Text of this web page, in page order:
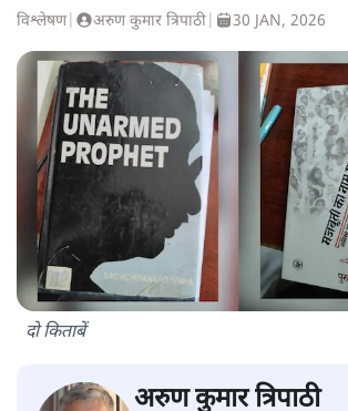
विश्लेषण| अरुण कुमार त्रिपाठी 30 JAN, 2026
दो किताबें
अरुण कुमार त्रिपाठी